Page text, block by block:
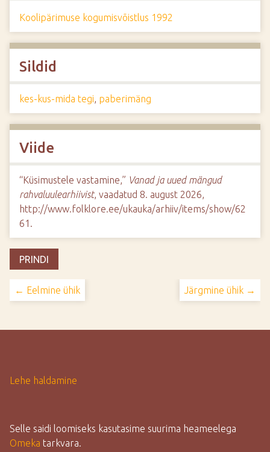
Koolipärimuse kogumisvõistlus 1992
Sildid
kes-kus-mida tegi, paberimäng
Viide
“Küsimustele vastamine,” Vanad ja uued mängud
rahvaluulearhiivist, vaadatud 8. august 2026,
http://www.folklore.ee/ukauka/arhiiv/items/show/62
61 .
PRINDI
← Eelmine ühik Järgmine ühik →
Lehe haldamine
Selle saidi loomiseks kasutasime suurima heameelega
Omeka tarkvara.